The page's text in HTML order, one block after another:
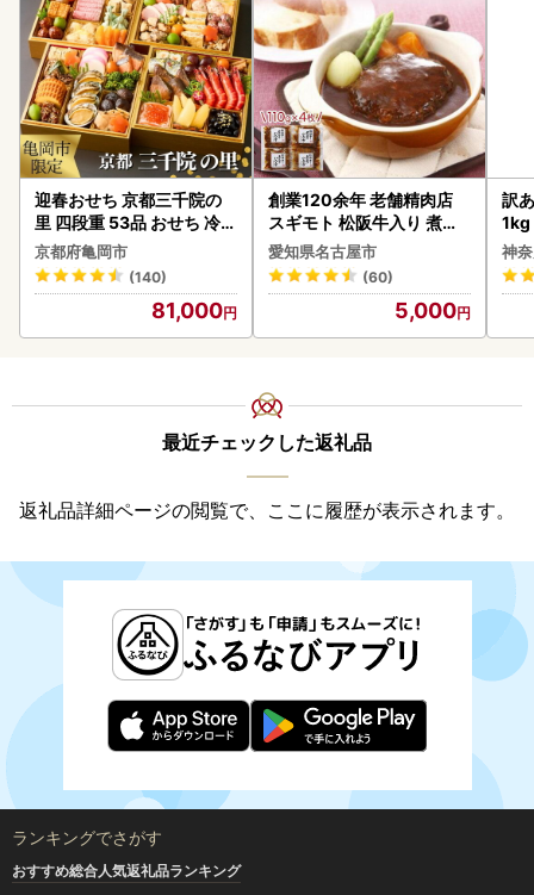
迎春おせち 京都三千院の
里 四段重 53品 おせち 冷蔵
2027 先行予約
京都府亀岡市
(140)
81,000
創業120余年 老舗精肉店
スギモト 松阪牛入り 煮込
み ハンバーグ 110g×4枚
惣菜 お取り寄せ グルメ ハ
ンバーグ 冷凍
愛知県名古屋市
(60)
5,000
訳
1kg
神
最近チェックした返礼品
返礼品詳細ページの閲覧で、ここに履歴が表示されます。
ランキングでさがす
おすすめ総合人気返礼品ランキング